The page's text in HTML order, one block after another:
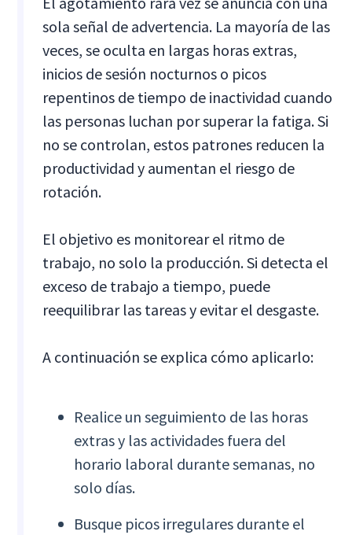
sola señal de advertencia. La mayoría de las
veces, se oculta en largas horas extras,
inicios de sesión nocturnos o picos
repentinos de tiempo de inactividad cuando
las personas luchan por superar la fatiga. Si
no se controlan, estos patrones reducen la
productividad y aumentan el riesgo de
rotación.
El objetivo es monitorear el ritmo de
trabajo, no solo la producción. Si detecta el
exceso de trabajo a tiempo, puede
reequilibrar las tareas y evitar el desgaste.
A continuación se explica cómo aplicarlo:
Realice un seguimiento de las horas
extras y las actividades fuera del
horario laboral durante semanas, no
solo días.
Busque picos irregulares durante el